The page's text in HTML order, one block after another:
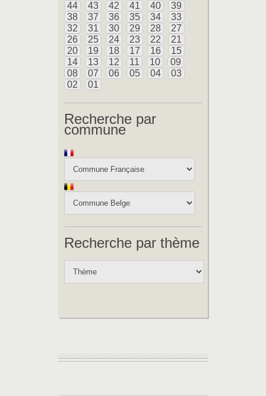
44
43 42 41 40
39
38
37 36 35 34
33
32
31 30 29 28
27
26
25 24 23 22
21
20
19 18 17 16
15
14
13 12 11 10
09
08
07 06 05 04
03
02
01
Recherche par
commune
Recherche par thème